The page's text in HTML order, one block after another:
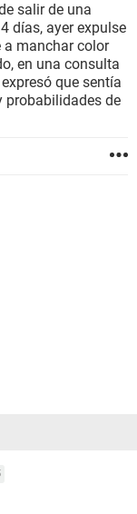
salir de una
días, ayer expulse
a manchar color
en una consulta
que sentía
probabilidades de